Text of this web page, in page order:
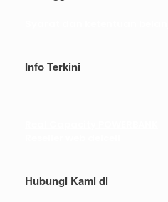
Info Terkini
Hubungi Kami di